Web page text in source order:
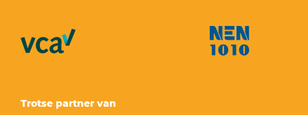
Trotse partner van